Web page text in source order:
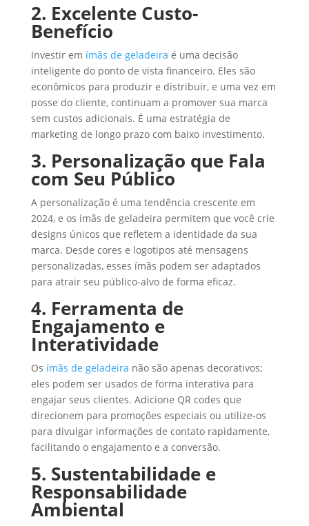
2. Excelente Custo-
Benefício
Investir em ímãs de geladeira é uma decisão
inteligente do ponto de vista financeiro. Eles são
econômicos para produzir e distribuir, e uma vez em
posse do cliente, continuam a promover sua marca
sem custos adicionais. É uma estratégia de
marketing de longo prazo com baixo investimento.
3. Personalização que Fala
com Seu Público
A personalização é uma tendência crescente em
2024, e os ímãs de geladeira permitem que você crie
designs únicos que refletem a identidade da sua
marca. Desde cores e logotipos até mensagens
personalizadas, esses ímãs podem ser adaptados
para atrair seu público-alvo de forma eficaz.
4. Ferramenta de
Engajamento e
Interatividade
Os ímãs de geladeira não são apenas decorativos;
eles podem ser usados de forma interativa para
engajar seus clientes. Adicione QR codes que
direcionem para promoções especiais ou utilize-os
para divulgar informações de contato rapidamente,
facilitando o engajamento e a conversão.
5. Sustentabilidade e
Responsabilidade
Ambiental